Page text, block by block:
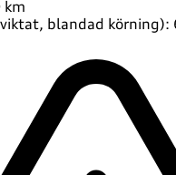
km
blandad körning):